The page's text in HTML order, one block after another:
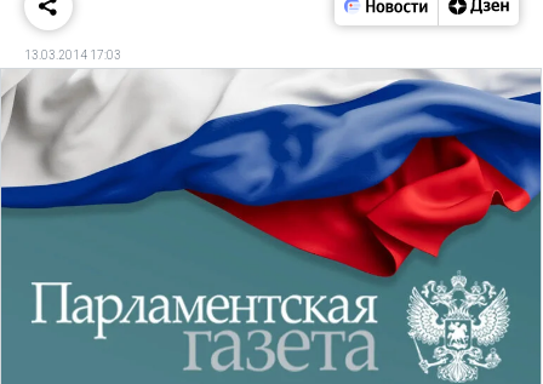
13.03.2014 17:03